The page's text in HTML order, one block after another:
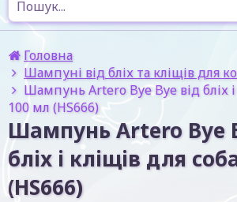
Головна
Шампуні від бліх та кліщів для
Шампунь Artero Bye Bye від бліх і
100 мл (HS666)
Шампунь Artero Bye
бліх і кліщів для
(HS666)